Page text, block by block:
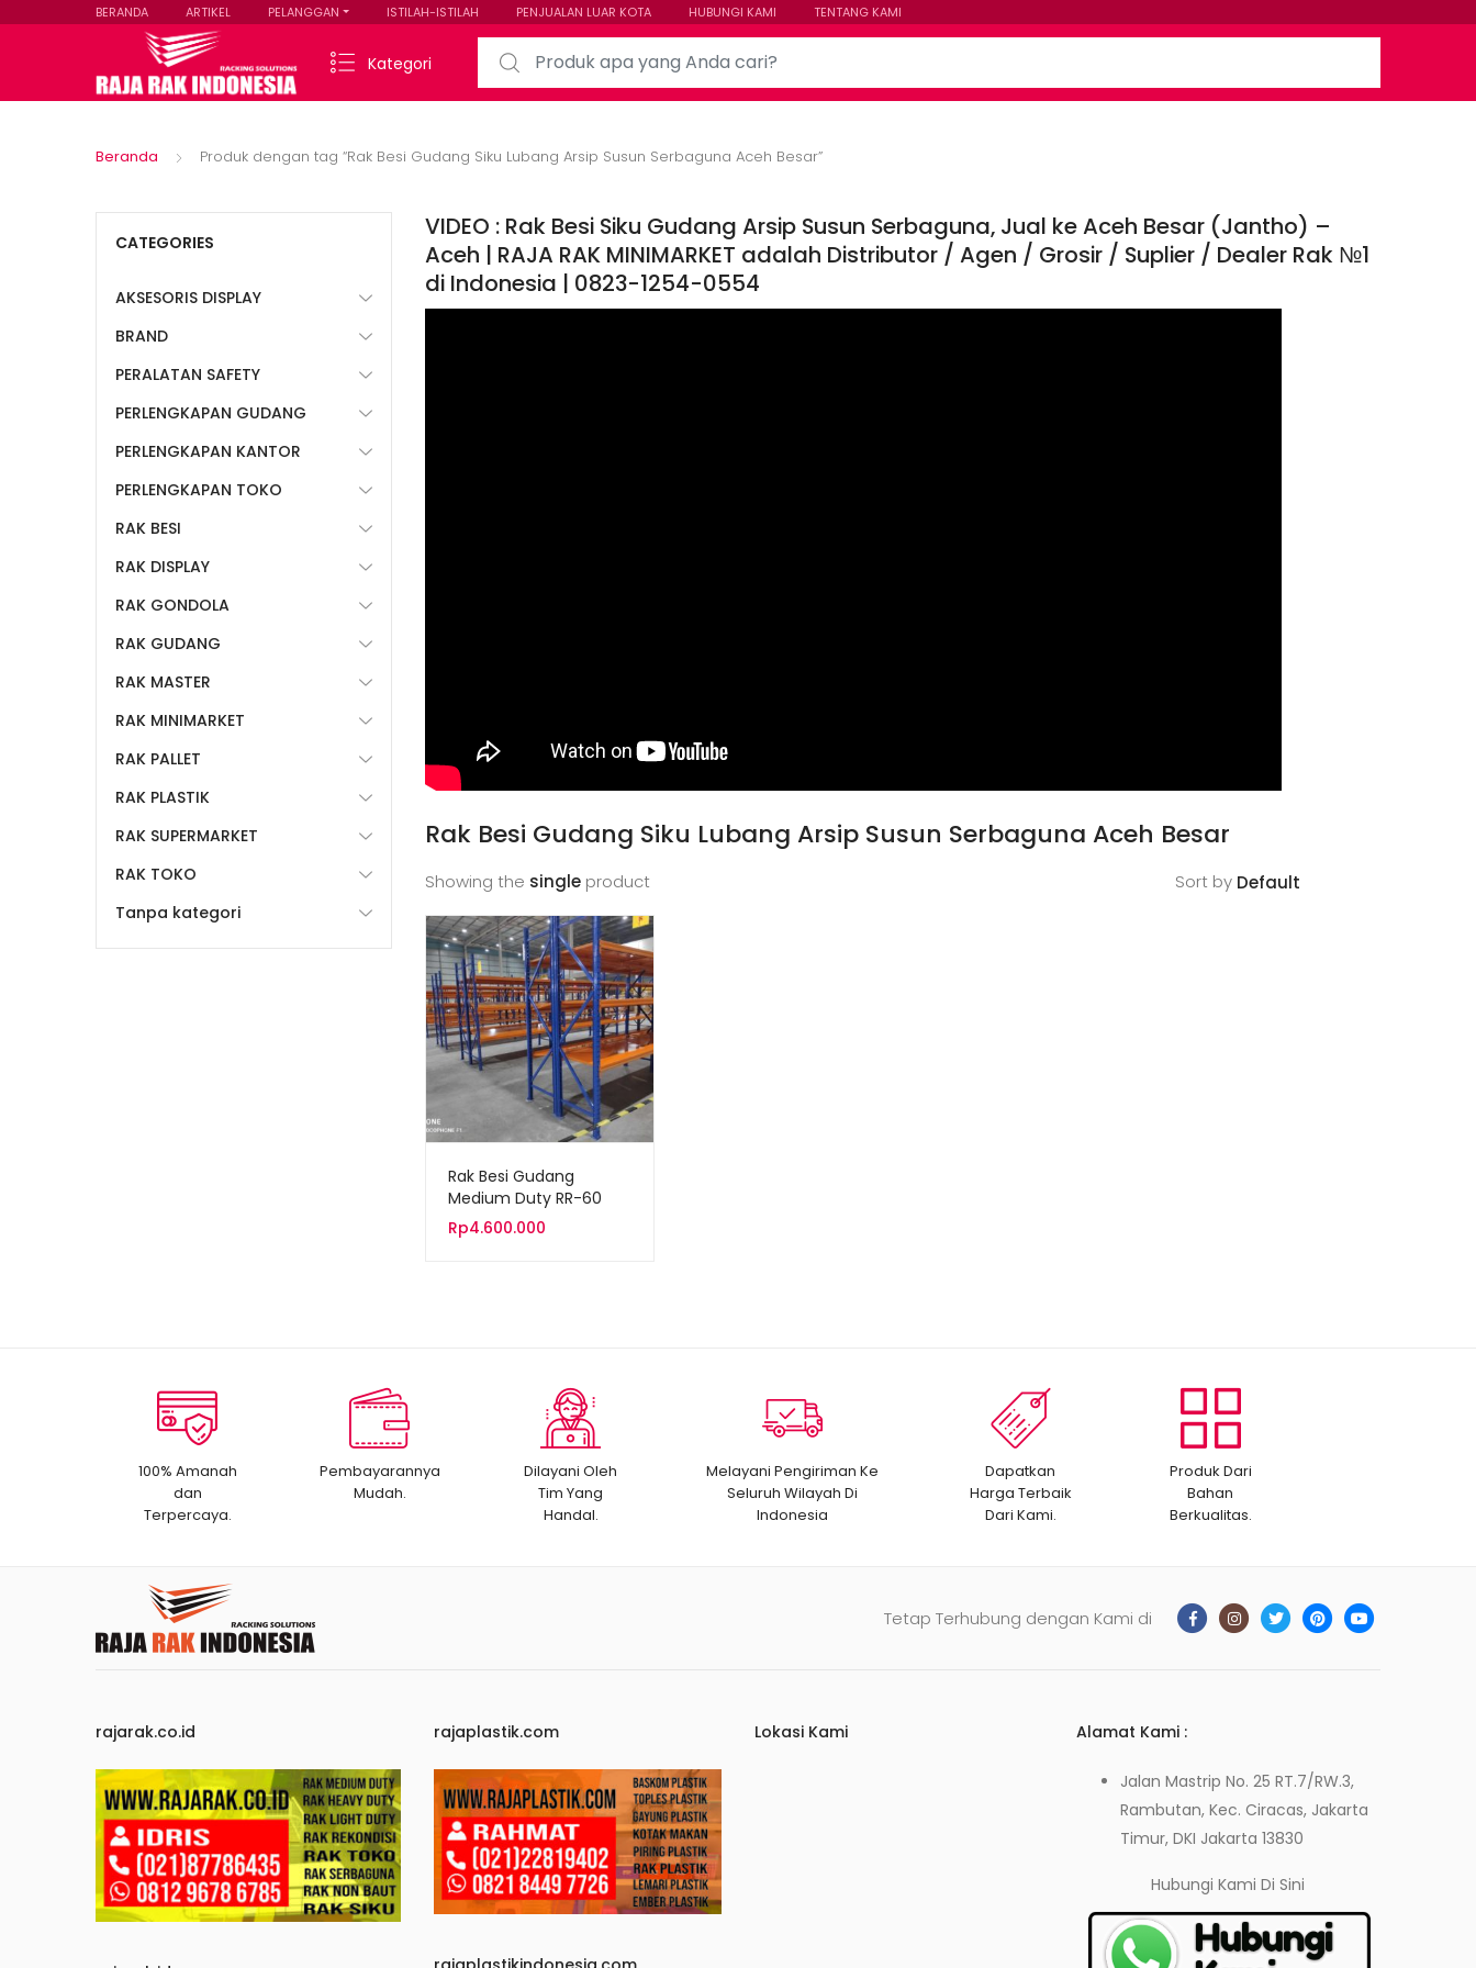
BERANDA ARTIKEL PELANGGAN ISTILAH-ISTILAH PENJUALAN LUAR KOTA HUBUNGI KAMI TENTANG KAMI
Kategori
Search for:
Beranda Produk dengan tag “Rak Besi Gudang Siku Lubang Arsip Susun Serbaguna Aceh Besar”
VIDEO : Rak Besi Siku Gudang Arsip Susun Serbaguna, Jual ke Aceh Besar (Jantho) –
Aceh | RAJA RAK MINIMARKET adalah Distributor / Agen / Grosir / Suplier / Dealer Rak №1
di Indonesia | 0823-1254-0554
Rak Besi Gudang Siku Lubang Arsip Susun Serbaguna Aceh Besar
Showing the single product Sort by
Rak Besi Gudang
Medium Duty RR-60
Rp4.600.000
CATEGORIES
AKSESORIS DISPLAY
BRAND
PERALATAN SAFETY
PERLENGKAPAN GUDANG
PERLENGKAPAN KANTOR
PERLENGKAPAN TOKO
RAK BESI
RAK DISPLAY
RAK GONDOLA
RAK GUDANG
RAK MASTER
RAK MINIMARKET
RAK PALLET
RAK PLASTIK
RAK SUPERMARKET
RAK TOKO
Tanpa kategori
100% Amanah
dan
Terpercaya.
Pembayarannya
Mudah.
Dilayani Oleh
Tim Yang
Handal.
Melayani Pengiriman Ke
Seluruh Wilayah Di
Indonesia
Dapatkan
Harga Terbaik
Dari Kami.
Produk Dari
Bahan
Berkualitas.
Tetap Terhubung dengan Kami di
rajarak.co.id rajaplastik.com Lokasi Kami Alamat Kami :
Jalan Mastrip No. 25 RT.7/RW.3,
Rambutan, Kec. Ciracas, Jakarta
Timur, DKI Jakarta 13830
Hubungi KamiDi Sini